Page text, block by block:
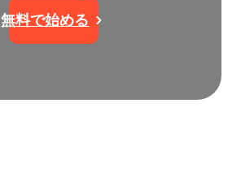
無料で始める